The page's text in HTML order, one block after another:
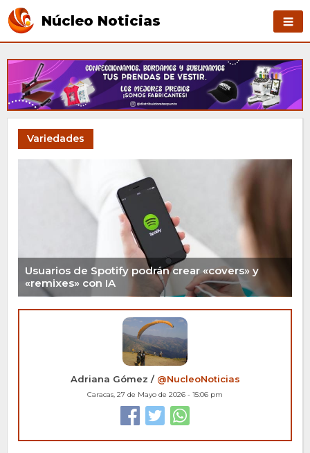
Núcleo Noticias
Variedades
Usuarios de Spotify podrán crear «covers» y
«remixes» con IA
Adriana Gómez / @NucleoNoticias
Caracas, 27 de Mayo de 2026 - 15:06 pm